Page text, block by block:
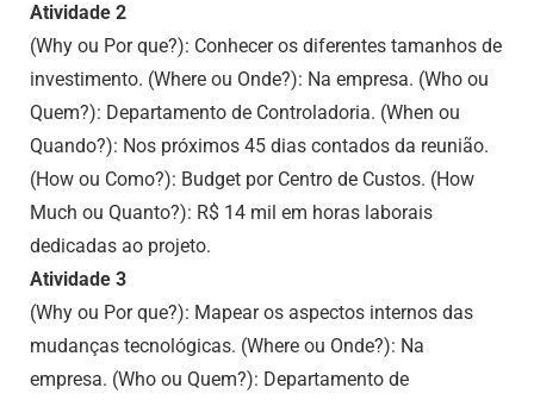
Atividade 2
(Why ou Por que?): Conhecer os diferentes tamanhos de
investimento. (Where ou Onde?): Na empresa. (Who ou
Quem?): Departamento de Controladoria. (When ou
Quando?): Nos próximos 45 dias contados da reunião.
(How ou Como?): Budget por Centro de Custos. (How
Much ou Quanto?): R$ 14 mil em horas laborais
dedicadas ao projeto.
Atividade 3
(Why ou Por que?): Mapear os aspectos internos das
mudanças tecnológicas. (Where ou Onde?): Na
empresa. (Who ou Quem?): Departamento de